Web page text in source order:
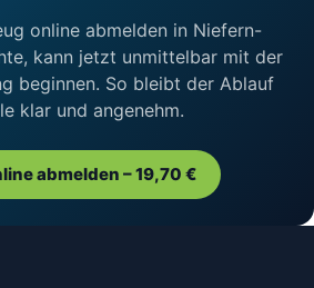
online abmelden in Niefern-
kann jetzt unmittelbar mit der
beginnen. So bleibt der Ablauf
klar und angenehm.
abmelden – 19,70 €